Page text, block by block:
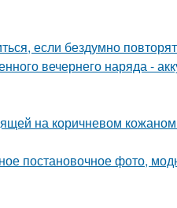
если бездумно
вечернего наряда -
на коричневом
постановочное фото,